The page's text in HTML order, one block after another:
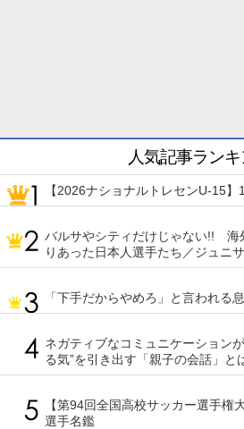
人気記事ラン
【2026ナショナルトレセンU-15】
バルサやシティだけじゃない!! 海
りあった日本人選手たち／ジュニ
「下手だからやめろ」と言われる
ネガティブなコミュニケーション
る気”を引き出す「親子の会話」と
【第94回全国高校サッカー選手
選手名鑑